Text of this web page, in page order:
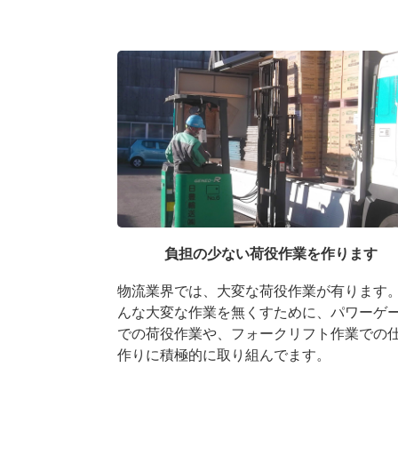
負担の少ない荷役作業を作ります
物流業界では、大変な荷役作業が有ります
んな大変な作業を無くすために、パワーゲ
での荷役作業や、フォークリフト作業での
作りに積極的に取り組んでます。